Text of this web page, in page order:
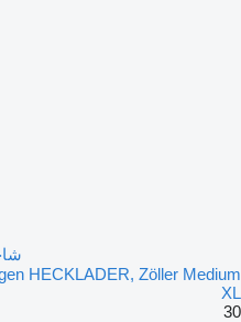
HECKLADER, Zöller Medium
XL
30